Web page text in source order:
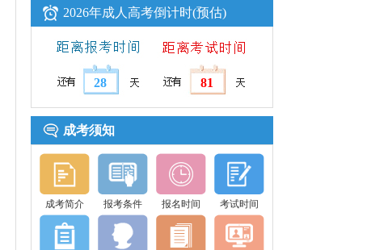
2026年成人高考倒计时(预估)
28 81
成考须知
成考简介 报考条件 报名时间 考试时间